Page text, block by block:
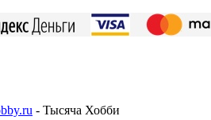
- Тысяча Хобби